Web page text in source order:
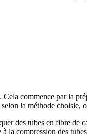
Cela commence par la
la méthode choisie,
des tubes en fibre
la compression des